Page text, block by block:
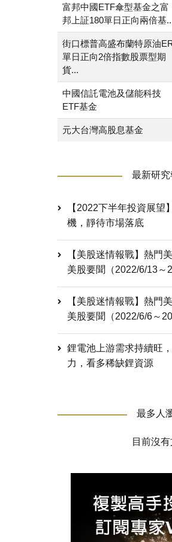
富邦中國ETF傘型基金之富
邦上証180單日正向兩倍基
街口標普高盛布蘭特原油
單日正向2倍指數股票型期
貨...
中國信託電池及儲能科技
ETF基金
元大台灣高股息基金
最新研
【2022下半年投資展望
機，靜待市場落底
【美股迷情報戰】熱門
美股要聞（2022/6/13～
【美股迷情報戰】熱門
美股要聞（2022/6/6～
鋰電池上游需求持續旺
力，看多稀缺鋰資源
最多人
目前沒